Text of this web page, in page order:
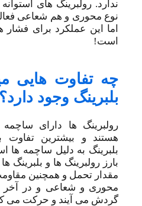
ندارد. رولبرینگ ‌های
نوع محوری و هم شعاعی
اما این عملکرد برای فشار
است!
چه تفاوت هایی
بلبرینگ وجود دارد؟
رولبرینگ ها دارای
هستند و بیشترین تفاوت
بلبرینگ به دلیل ساچمه ها
بارز رولبرینگ ها و بلبرینگ
مقدار تحمل و همچنین
محوری و شعاعی و در
گردش می آیند و حرکت می